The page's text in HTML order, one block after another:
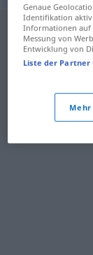
Genaue
Identifikation
Informationen auf
Messung von
Entwicklung von
Liste der